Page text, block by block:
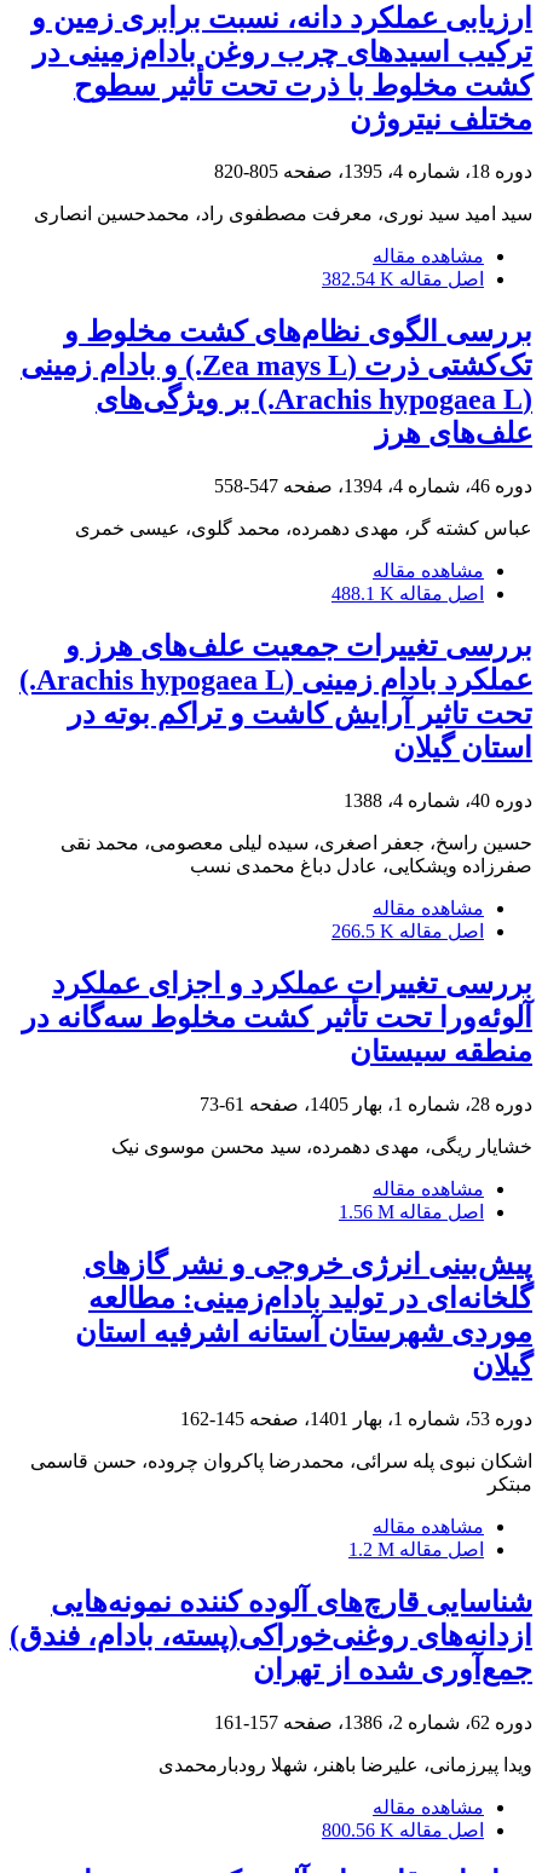
ارزیابی عملکرد دانه، نسبت برابری زمین و
ترکیب اسیدهای چرب روغن بادام‌زمینی در
کشت مخلوط با ذرت تحت تأثیر سطوح
مختلف نیتروژن
دوره 18، شماره 4، 1395، صفحه 805-820
سید امید سید نوری، معرفت مصطفوی راد، محمدحسین انصاری
مشاهده مقاله
اصل مقاله 382.54 K
بررسی الگوی نظام‌های کشت مخلوط و
تک‌کشتی ذرت (Zea mays L.) و بادام‌ زمینی
(Arachis hypogaea L.) بر ویژگی‌های
علف‌های هرز
دوره 46، شماره 4، 1394، صفحه 547-558
عباس کشته گر، مهدی دهمرده، محمد گلوی، عیسی خمری
مشاهده مقاله
اصل مقاله 488.1 K
بررسی تغییرات جمعیت علف‌های هرز و
عملکرد بادام زمینی (Arachis hypogaea L.)
تحت تاثیر آرایش کاشت و تراکم بوته در
استان گیلان
دوره 40، شماره 4، 1388
حسین راسخ، جعفر اصغری، سیده لیلی معصومی، محمد نقی
صفرزاده ویشکایی، عادل دباغ محمدی نسب
مشاهده مقاله
اصل مقاله 266.5 K
بررسی تغییرات عملکرد و اجزای عملکرد
آلوئه‌ورا تحت تأثیر کشت مخلوط سه‌گانه در
منطقه سیستان
دوره 28، شماره 1، بهار 1405، صفحه 61-73
خشایار ریگی، مهدی دهمرده، سید محسن موسوی نیک
مشاهده مقاله
اصل مقاله 1.56 M
پیش‌بینی انرژی خروجی و نشر گازهای
گلخانه‌ای در تولید بادام‌زمینی: مطالعه
موردی شهرستان آستانه اشرفیه استان
گیلان
دوره 53، شماره 1، بهار 1401، صفحه 145-162
اشکان نبوی پله سرائی، محمدرضا پاکروان چروده، حسن قاسمی
مبتکر
مشاهده مقاله
اصل مقاله 1.2 M
شناسایی قارچ‌های آلوده کننده نمونه‌هایی
ازدانه‌های روغنی‌خوراکی(پسته، بادام، فندق)
جمع‌آوری شده از تهران
دوره 62، شماره 2، 1386، صفحه 157-161
ویدا پیرزمانی، علیرضا باهنر، شهلا رودبارمحمدی
مشاهده مقاله
اصل مقاله 800.56 K